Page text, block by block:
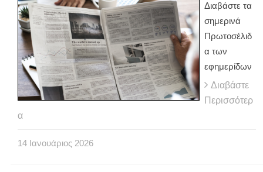
Διαβάστε τα
σημερινά
Πρωτοσέλιδ
α των
εφημερίδων
Διαβάστε
Περισσότερ
α
14 Ιανουάριος 2026